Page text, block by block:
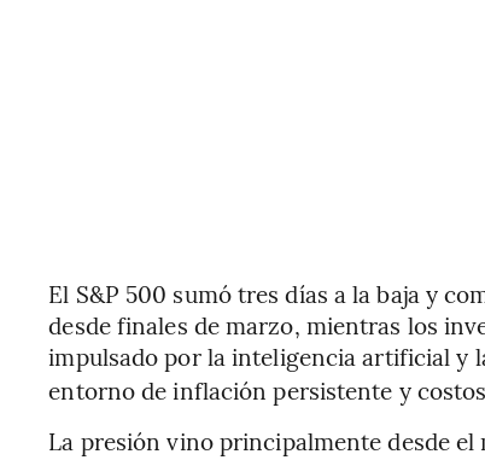
El S&P 500 sumó tres días a la baja y
desde finales de marzo, mientras los
impulsado por la inteligencia artificial y
entorno de inflación persistente y
La presión vino principalmente desde